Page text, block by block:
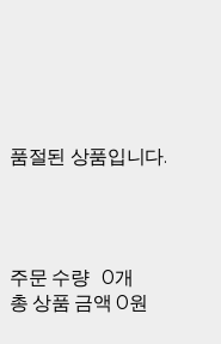
품절된 상품입니다.
주문 수량 0개
총 상품 금액 0원